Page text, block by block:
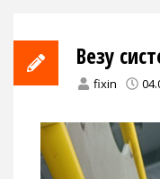
Везу
fixin